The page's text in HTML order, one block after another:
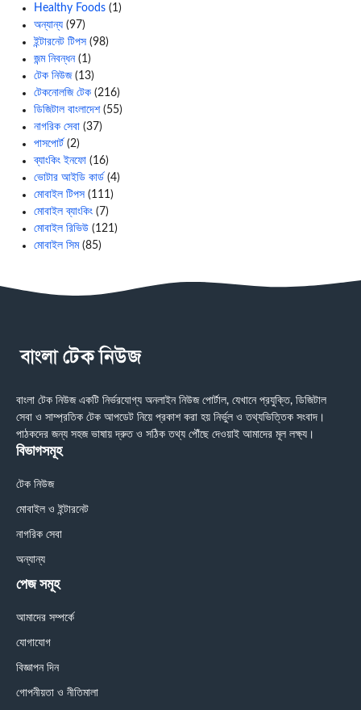
Healthy Foods (1)
অন্যান্য (97)
ইন্টারনেট টিপস (98)
জন্ম নিবন্ধন(1)
টেক নিউজ(13)
টেকনোলজি টেক (216)
ডিজিটাল বাংলাদেশ(55)
নাগরিক সেবা (37)
পাসপোর্ট (2)
ব্যাংকিং ইনফো (16)
ভোটার আইডি কার্ড (4)
মোবাইল টিপস (111)
মোবাইল ব্যাংকিং (7)
মোবাইল রিভিউ (121)
মোবাইল সিম(85)
বাংলা টেক নিউজ একটি নির্ভরযোগ্য অনলাইন নিউজ পোর্টাল, যেখানে প্রযুক্তি, ডিজিটাল
সেবা ও সাম্প্রতিক টেক আপডেট নিয়ে প্রকাশ করা হয় নির্ভুল ও তথ্যভিত্তিক সংবাদ।
পাঠকদের জন্য সহজ ভাষায় দ্রুত ও সঠিক তথ্য পৌঁছে দেওয়াই আমাদের মূল লক্ষ্য।
বিভাগসমূহ
টেক নিউজ
মোবাইল ও ইন্টারনেট
নাগরিক সেবা
অন্যান্য
পেজ সমূহ
আমাদের সম্পর্কে
যোগাযোগ
বিজ্ঞাপন দিন
গোপনীয়তা ও নীতিমালা